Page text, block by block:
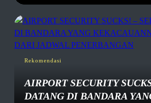
Rekomendasi
AIRPORT SECURITY
DATANG DI BANDARA